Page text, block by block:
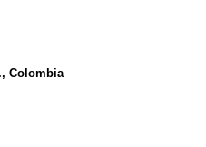
Colombia